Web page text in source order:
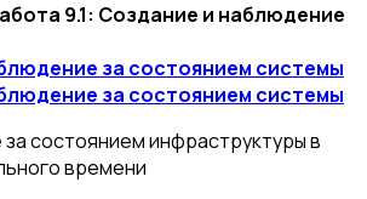
9.1: Создание и наблюдение
за состоянием системы
за состоянием системы
состоянием инфраструктуры в
времени